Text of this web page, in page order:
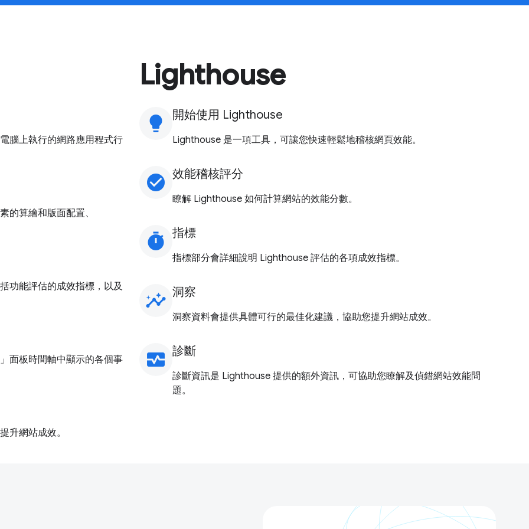
腦上執行的網路應用程式行
的算繪和版面配置、
功能評估的成效指標，以及
面板時間軸中顯示的各個事
升網站成效。
Lighthouse
lightbulb 開始使用 Lighthouse
Lighthouse 是一項工具，可讓您快速輕鬆地稽核網頁效能。
check_circle 效能稽核評分
瞭解 Lighthouse 如何計算網站的效能分數。
timer 指標
指標部分會詳細說明 Lighthouse 評估的各項成效指標。
insights 洞察
洞察資料會提供具體可行的最佳化建議，協助您提升網站成效。
monitor_heart 診斷
診斷資訊是 Lighthouse 提供的額外資訊，可協助您瞭解及偵錯網站效能問
題。